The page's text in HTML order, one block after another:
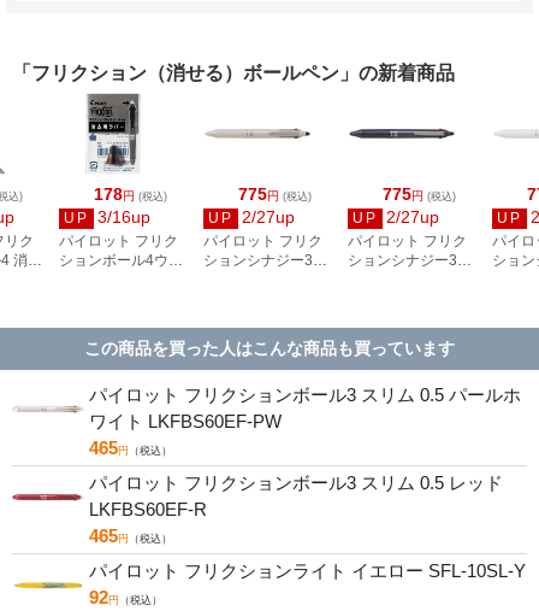
「フリクション（消せる）ボールペン」の新着商品
178円 (税込)
UP 3/16up
パイロット フリク
ションボール4ウッ
775円 (税込)
UP 2/27up
パイロット フリク
ションシナジー3
775円 (税込)
UP 2/27up
パイロット フリク
ションシナジー3
UP
パイ
ショ
込)
リク
消去
この商品を買った人はこんな商品も買っています
パイロット フリクションボール3 スリム 0.5 パールホ
ワイト LKFBS60EF-PW
465円 （税込）
パイロット フリクションボール3 スリム 0.5 レッド
LKFBS60EF-R
465円 （税込）
パイロット フリクションライト イエロー SFL-10SL-Y
92円 （税込）